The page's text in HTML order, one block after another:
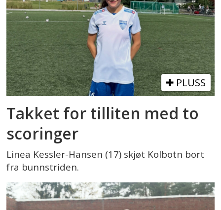
PLUSS
Takket for tilliten med to
scoringer
Linea Kessler-Hansen (17) skjøt Kolbotn bort
fra bunnstriden.